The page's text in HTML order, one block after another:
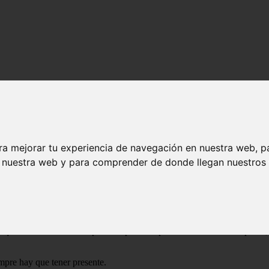
mejorar tu experiencia de navegación en nuestra web,
web y para comprender de donde llegan nuestros
un elemento muy importante para su supervivencia. Controlar y
hay que tener presente.